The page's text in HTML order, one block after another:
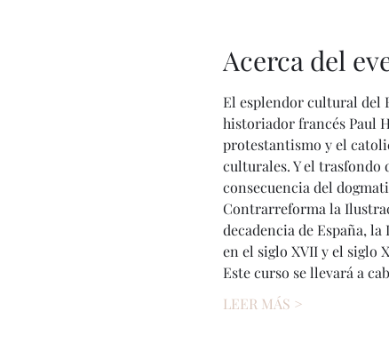
Acerca del
El esplendor cultural del
historiador francés Paul
protestantismo y el
culturales. Y el trasfondo
consecuencia del
Contrarreforma la
decadencia de España,
en el siglo XVII y el siglo
Este curso se llevará a
LEER MÁS >